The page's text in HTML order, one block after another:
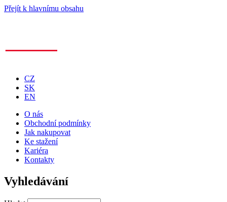
Přejít k hlavnímu obsahu
CZ
SK
EN
O nás
Obchodní podmínky
Jak nakupovat
Ke stažení
Kariéra
Kontakty
Vyhledávání